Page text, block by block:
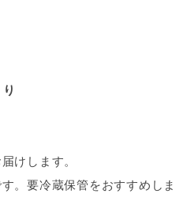
けします。
。要冷蔵保管をおすすめし